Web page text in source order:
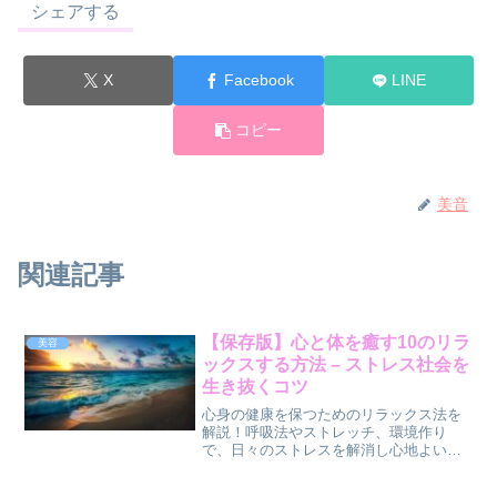
シェアする
X Facebook LINE
コピー
美音
関連記事
美容
【保存版】心と体を癒す10のリラ
ックスする方法 – ストレス社会を
生き抜くコツ
心身の健康を保つためのリラックス法を
解説！呼吸法やストレッチ、環境作り
で、日々のストレスを解消し心地よい時